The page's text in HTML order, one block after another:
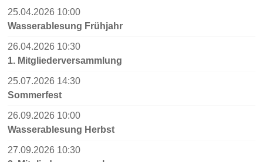
25.04.2026 10:00
Wasserablesung Frühjahr
26.04.2026 10:30
1. Mitgliederversammlung
25.07.2026 14:30
Sommerfest
26.09.2026 10:00
Wasserablesung Herbst
27.09.2026 10:30